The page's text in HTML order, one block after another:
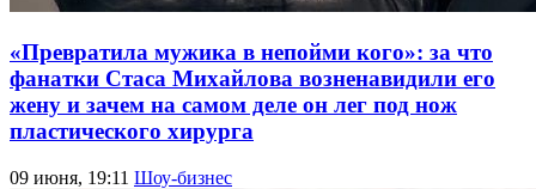
«Превратила мужика в непойми кого»: за что
фанатки Стаса Михайлова возненавидили его
жену и зачем на самом деле он лег под нож
пластического хирурга
09 июня, 19:11 Шоу-бизнес